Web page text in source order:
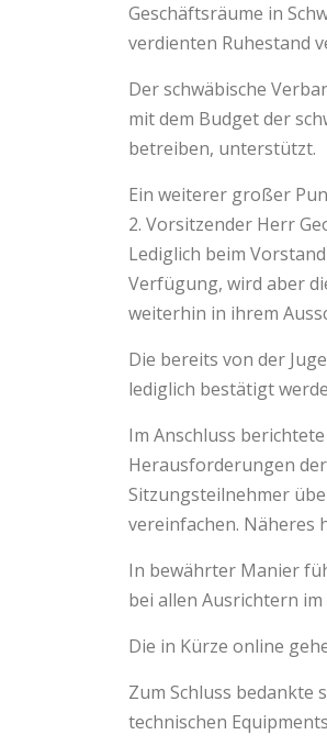
Geschäftsräume in
verdienten Ruhestand
Der schwäbische
mit dem Budget der
betreiben, unterstützt.
Ein weiterer großer
2. Vorsitzender Herr
Lediglich beim
Verfügung, wird aber
weiterhin in ihrem
Die bereits von der
lediglich bestätigt
Im Anschluss
Herausforderungen
Sitzungsteilnehmer
vereinfachen. Näheres
In bewährter Manier
bei allen Ausrichtern
Die in Kürze online
Zum Schluss bedankte
technischen